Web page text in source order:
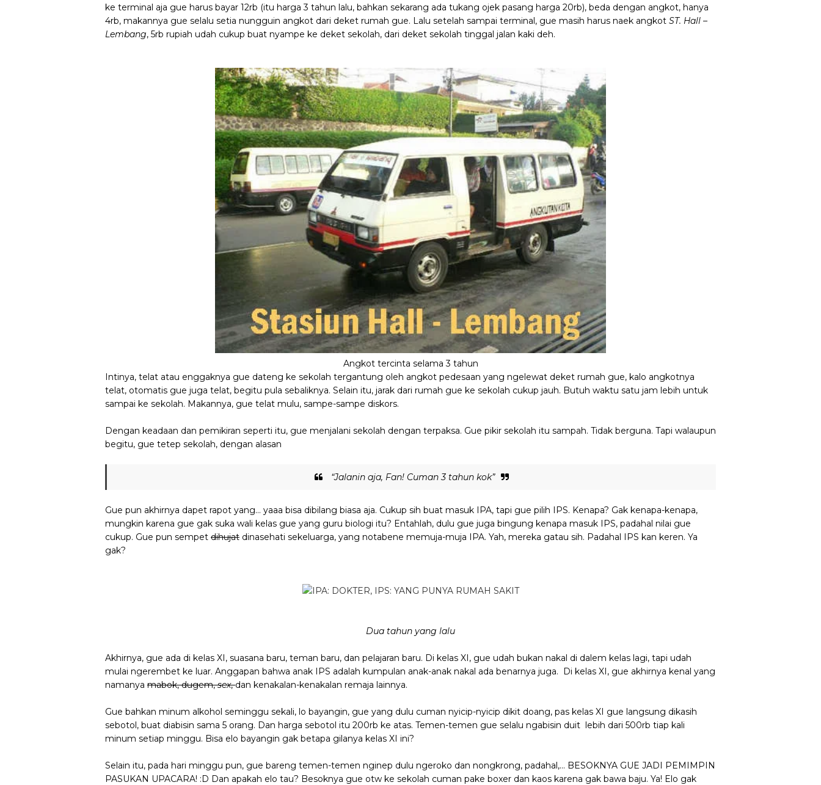
ke terminal aja gue harus bayar 12rb (itu harga 3 tahun lalu, bahkan sekarang ada tukang ojek pasang harga 20rb), beda dengan angkot, hanya
4rb, makannya gue selalu setia nungguin angkot dari deket rumah gue. Lalu setelah sampai terminal, gue masih harus naek angkot ST. Hall –
Lembang, 5rb rupiah udah cukup buat nyampe ke deket sekolah, dari deket sekolah tinggal jalan kaki deh.
Angkot tercinta selama 3 tahun
Intinya, telat atau enggaknya gue dateng ke sekolah tergantung oleh angkot pedesaan yang ngelewat deket rumah gue, kalo angkotnya
telat, otomatis gue juga telat, begitu pula sebaliknya. Selain itu, jarak dari rumah gue ke sekolah cukup jauh. Butuh waktu satu jam lebih untuk
sampai ke sekolah. Makannya, gue telat mulu, sampe-sampe diskors.
Dengan keadaan dan pemikiran seperti itu, gue menjalani sekolah dengan terpaksa. Gue pikir sekolah itu sampah. Tidak berguna. Tapi walaupun
begitu, gue tetep sekolah, dengan alasan
“Jalanin aja, Fan! Cuman 3 tahun kok”
Gue pun akhirnya dapet rapot yang… yaaa bisa dibilang biasa aja. Cukup sih buat masuk IPA, tapi gue pilih IPS. Kenapa? Gak kenapa-kenapa,
mungkin karena gue gak suka wali kelas gue yang guru biologi itu? Entahlah, dulu gue juga bingung kenapa masuk IPS, padahal nilai gue
cukup. Gue pun sempet dihujat dinasehati sekeluarga, yang notabene memuja-muja IPA. Yah, mereka gatau sih. Padahal IPS kan keren. Ya
gak?
Dua tahun yang lalu
Akhirnya, gue ada di kelas XI, suasana baru, teman baru, dan pelajaran baru. Di kelas XI, gue udah bukan nakal di dalem kelas lagi, tapi udah
mulai ngerembet ke luar. Anggapan bahwa anak IPS adalah kumpulan anak-anak nakal ada benarnya juga. Di kelas XI, gue akhirnya kenal yang
namanya mabok, dugem,sex,dan kenakalan-kenakalan remaja lainnya.
Gue bahkan minum alkohol seminggu sekali, lo bayangin, gue yang dulu cuman nyicip-nyicip dikit doang, pas kelas XI gue langsung dikasih
sebotol, buat diabisin sama 5 orang. Dan harga sebotol itu 200rb ke atas. Temen-temen gue selalu ngabisin duit lebih dari 500rb tiap kali
minum setiap minggu. Bisa elo bayangin gak betapa gilanya kelas XI ini?
Selain itu, pada hari minggu pun, gue bareng temen-temen nginep dulu ngeroko dan nongkrong, padahal,... BESOKNYA GUE JADI PEMIMPIN
PASUKAN UPACARA! :D Dan apakah elo tau? Besoknya gue otw ke sekolah cuman pake boxer dan kaos karena gak bawa baju. Ya! Elo gak